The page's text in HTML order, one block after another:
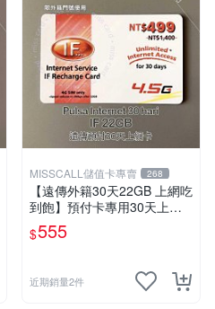
MISSCALL儲值卡專賣 268
【遠傳外籍30天22GB 上網吃
到飽】預付卡專用30天上網
補充卡/儲值卡．Internet if
u．if499⚡MissCall儲值卡專
$555
近期銷量2件